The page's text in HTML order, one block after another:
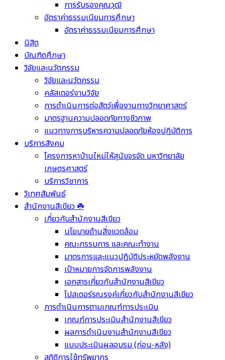
การรับรองคุณวุฒิ
อัตราค่าธรรมเนียมการศึกษา
อัตราค่าธรรมเนียมการศึกษา
นิสิต
บัณฑิตศึกษา
วิจัยและนวัตกรรม
วิจัยและนวัตกรรม
คลัสเตอร์งานวิจัย
การดำเนินการต่อสัตว์เพื่องานทางวิทยาศาสตร์
มาตรฐานความปลอดภัยทางชีวภาพ
แนวทางการบริหารความปลอดภัยห้องปฏิบัติการ
บริการสังคม
โครงการหาบ้านใหม่ให้สุนัขจรจัด มหาวิทยาลัย
เกษตรศาสตร์
บริการวิชาการ
วิเทศสัมพันธ์
สำนักงานสีเขียว ☘️
เกี่ยวกับสำนักงานสีเขียว
นโยบายด้านสิ่งแวดล้อม
คณะกรรมการ และคณะทำงาน
มาตรการและแนวปฏิบัติประหยัดพลังงาน
เป้าหมายการจัดการพลังงาน
เอกสารเกี่ยวกับสำนักงานสีเขียว
โปสเตอร์รณรงค์เกี่ยวกับสำนักงานสีเขียว
การดำเนินการตามเกณฑ์การประเมิน
เกณฑ์การประเมินสำนักงานสีเขียว
ผลการดำเนินงานสำนักงานสีเขียว
แบบประเมินผลอบรม (ก่อน-หลัง)
สถิติการใช้ทรัพยากร